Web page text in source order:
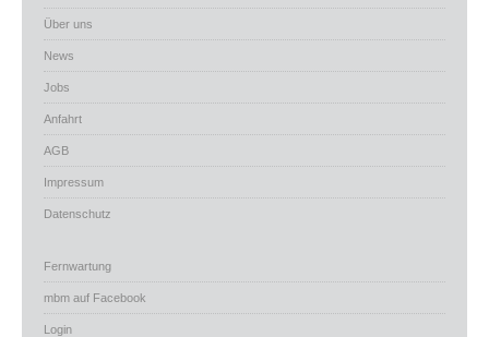
Über uns
News
Jobs
Anfahrt
AGB
Impressum
Datenschutz
Fernwartung
mbm auf Facebook
Login